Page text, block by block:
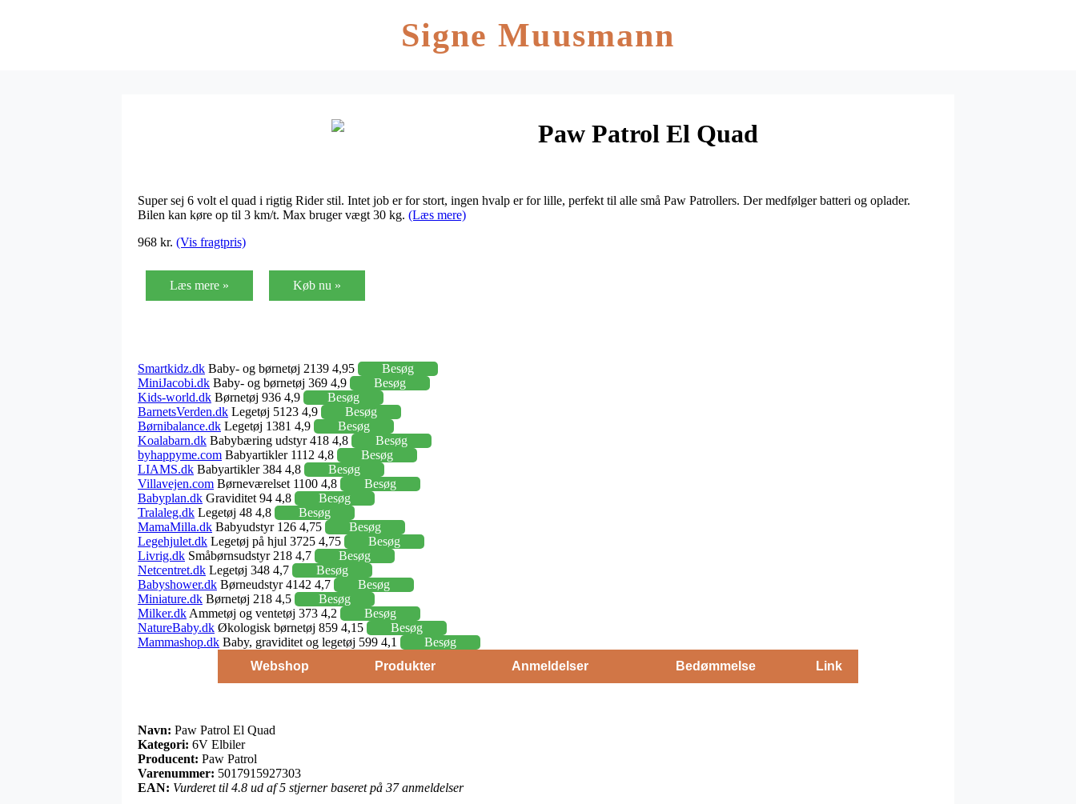
Signe Muusmann
Paw Patrol El Quad
Super sej 6 volt el quad i rigtig Rider stil. Intet job er for stort, ingen hvalp er for lille, perfekt til alle små Paw Patrollers. Der medfølger batteri og oplader.
Bilen kan køre op til 3 km/t. Max bruger vægt 30 kg. (Læs mere)
968 kr. (Vis fragtpris)
Læs mere » Køb nu »
Smartkidz.dk Baby- og børnetøj 2139 4,95
Besøg
MiniJacobi.dk Baby- og børnetøj 369 4,9
Besøg
Kids-world.dk Børnetøj 936 4,9
Besøg
BarnetsVerden.dk Legetøj 5123 4,9
Besøg
Børnibalance.dk Legetøj 1381 4,9
Besøg
Koalabarn.dk Babybæring udstyr 418 4,8
Besøg
byhappyme.com Babyartikler 1112 4,8
Besøg
LIAMS.dk Babyartikler 384 4,8
Besøg
Villavejen.com Børneværelset 1100 4,8
Besøg
Babyplan.dk Graviditet 94 4,8
Besøg
Tralaleg.dk Legetøj 48 4,8
Besøg
MamaMilla.dk Babyudstyr 126 4,75
Besøg
Legehjulet.dk Legetøj på hjul 3725 4,75
Besøg
Livrig.dk Småbørnsudstyr 218 4,7
Besøg
Netcentret.dk Legetøj 348 4,7
Besøg
Babyshower.dk Børneudstyr 4142 4,7
Besøg
Miniature.dk Børnetøj 218 4,5
Besøg
Milker.dk Ammetøj og ventetøj 373 4,2
Besøg
NatureBaby.dk Økologisk børnetøj 859 4,15
Besøg
Mammashop.dk Baby, graviditet og legetøj 599 4,1
Besøg
Webshop
Produkter Anmeldelser Bedømmelse Link
Navn: Paw Patrol El Quad
Kategori: 6V Elbiler
Producent: Paw Patrol
Varenummer: 5017915927303
EAN: Vurderet til 4.8 ud af 5 stjerner baseret på 37 anmeldelser